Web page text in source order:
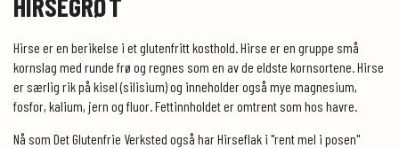
Hirse er en berikelse i et glutenfritt kosthold. Hirse er en gruppe små
kornslag med runde frø og regnes som en av de eldste kornsortene. Hirse
er særlig rik på kisel (silisium) og inneholder også mye magnesium,
fosfor, kalium, jern og fluor. Fettinnholdet er omtrent som hos havre.
Nå som Det Glutenfrie Verksted også har Hirseflak i "rent mel i posen"